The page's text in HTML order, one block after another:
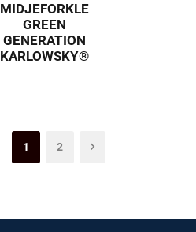
MIDJEFORKLE
GREEN
GENERATION
KARLOWSKY®
1 2